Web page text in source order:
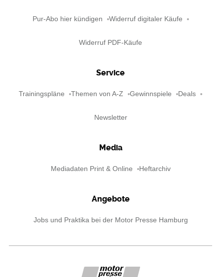
Pur-Abo hier kündigen Widerruf digitaler Käufe
Widerruf PDF-Käufe
Service
Trainingspläne Themen von A-Z Gewinnspiele Deals
Newsletter
Media
Mediadaten Print & Online Heftarchiv
Angebote
Jobs und Praktika bei der Motor Presse Hamburg